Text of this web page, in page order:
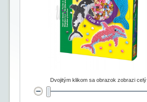
Dvojitým klikom sa obrazok zobrazi celý